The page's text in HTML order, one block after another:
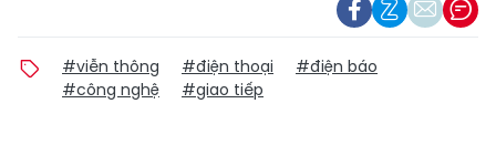
#viễn thông #điện thoại
#điện báo
#công nghệ
#giao tiếp